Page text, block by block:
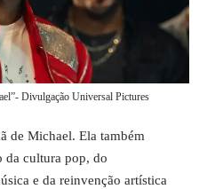
Divulgação Universal Pictures
de Michael. Ela também
da cultura pop, do
e da reinvenção artística